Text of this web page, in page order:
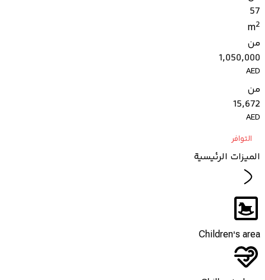
57
m2
من
1,050,000
AED
من
15,672
AED
التوافر
الميزات الرئيسية
Children's area